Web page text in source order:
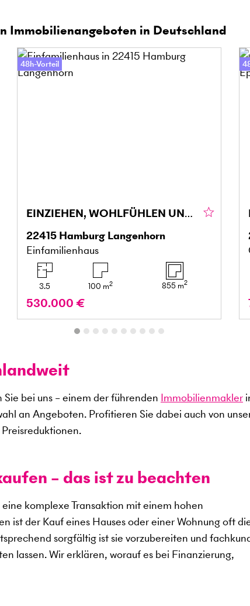
Immobilienangeboten in Deutschland
48h-Vorteil
EINZIEHEN, WOHLFÜHLEN UND GENIESSEN
22415 Hamburg Langenhorn
Einfamilienhaus
3.5 100 m2 855 m2
530.000 €
bei uns – einem der führenden Immobilienmakler
an Angeboten. Profitieren Sie dabei auch von
– das ist zu beachten
komplexe Transaktion mit einem hohen
ist der Kauf eines Hauses oder einer Wohnung oft
sorgfältig ist sie vorzubereiten und
lassen. Wir erklären, worauf es bei Finanzierung,